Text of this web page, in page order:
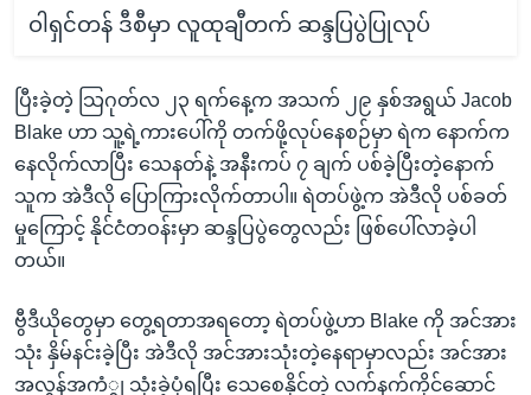
ဝါရှင်တန် ဒီစီမှာ လူထုချီတက် ဆန္ဒပြပွဲပြုလုပ်
ပြီးခဲ့တဲ့ သြဂုတ်လ ၂၃ ရက်နေ့က အသက် ၂၉ နှစ်အရွယ် Jacob
Blake ဟာ သူ့ရဲ့ကားပေါ်ကို တက်ဖို့လုပ်နေစဉ်မှာ ရဲက နောက်က
နေလိုက်လာပြီး သေနတ်နဲ့ အနီးကပ် ၇ ချက် ပစ်ခဲ့ပြီးတဲ့နောက်
သူက အဲဒီလို ပြောကြားလိုက်တာပါ။ ရဲတပ်ဖွဲ့က အဲဒီလို ပစ်ခတ်
မှုကြောင့် နိုင်ငံတဝန်းမှာ ဆန္ဒပြပွဲတွေလည်း ဖြစ်ပေါ်လာခဲ့ပါ
တယ်။
ဗွီဒီယိုတွေမှာ တွေ့ရတာအရတော့ ရဲတပ်ဖွဲ့ဟာ Blake ကို အင်အား
သုံး နှိမ်နင်းခဲ့ပြီး အဲဒီလို အင်အားသုံးတဲ့နေရာမှာလည်း အင်အား
အလွန်အကံျွ သုံးခဲ့ပုံရပြီး သေစေနိုင်တဲ့ လက်နက်ကိုင်ဆောင်